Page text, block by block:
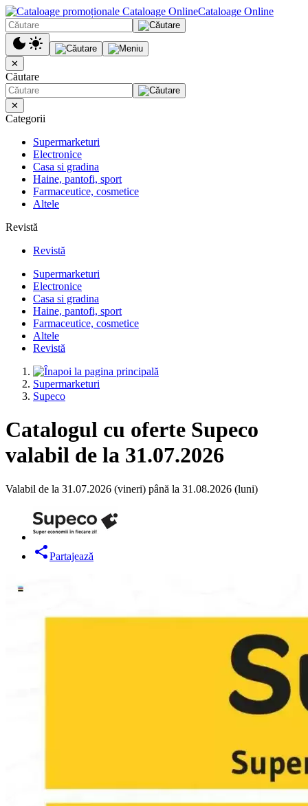
Cataloage Online
✕
Căutare
✕
Categorii
Supermarketuri
Electronice
Casa si gradina
Haine, pantofi, sport
Farmaceutice, cosmetice
Altele
Revistă
Revistă
Supermarketuri
Electronice
Casa si gradina
Haine, pantofi, sport
Farmaceutice, cosmetice
Altele
Revistă
Supermarketuri
Supeco
Catalogul cu oferte Supeco
valabil de la 31.07.2026
Valabil de la 31.07.2026 (vineri) până la 31.08.2026 (luni)
Partajează